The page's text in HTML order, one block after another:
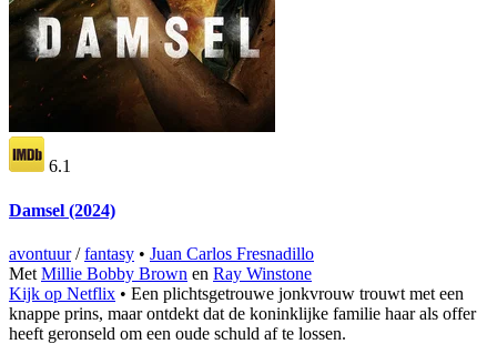
6.1
Damsel (2024)
avontuur/fantasy • Juan Carlos Fresnadillo
Met Millie Bobby Brown en Ray Winstone
Kijk op Netflix • Een plichtsgetrouwe jonkvrouw trouwt met een
knappe prins, maar ontdekt dat de koninklijke familie haar als offer
heeft geronseld om een oude schuld af te lossen.